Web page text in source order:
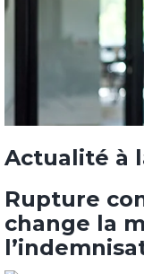
Actualité à
Rupture
change la